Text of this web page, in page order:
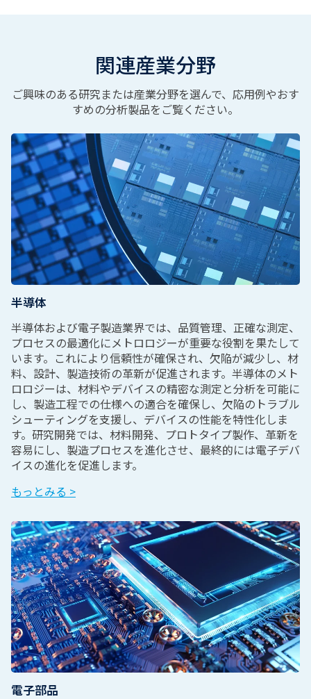
関連産業分野
ご興味のある研究または産業分野を選んで、応用例やおす
すめの分析製品をご覧ください。
半導体
半導体および電子製造業界では、品質管理、正確な測定、
プロセスの最適化にメトロロジーが重要な役割を果たして
います。これにより信頼性が確保され、欠陥が減少し、材
料、設計、製造技術の革新が促進されます。半導体のメト
ロロジーは、材料やデバイスの精密な測定と分析を可能に
し、製造工程での仕様への適合を確保し、欠陥のトラブル
シューティングを支援し、デバイスの性能を特性化しま
す。研究開発では、材料開発、プロトタイプ製作、革新を
容易にし、製造プロセスを進化させ、最終的には電子デバ
イスの進化を促進します。
もっとみる >
電子部品